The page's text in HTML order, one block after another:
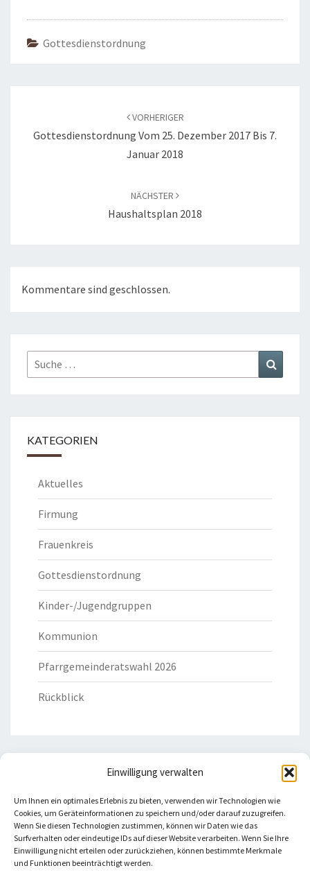
Einwilligung verwalten
Um Ihnen ein optimales Erlebnis zu bieten, verwenden wir Technologien wie
Cookies, um Geräteinformationen zu speichern und/oder darauf zuzugreifen.
Wenn Sie diesen Technologien zustimmen, können wir Daten wie das
Surfverhalten oder eindeutige IDs auf dieser Website verarbeiten. Wenn Sie Ihre
Einwilligung nicht erteilen oder zurückziehen, können bestimmte Merkmale
und Funktionen beeinträchtigt werden.
Gottesdienstordnung
VORHERIGER
Gottesdienstordnung Vom 25. Dezember 2017 Bis 7.
Januar 2018
NÄCHSTER
Haushaltsplan 2018
Kommentare sind geschlossen.
Suche
nach:
KATEGORIEN
Aktuelles
Firmung
Frauenkreis
Gottesdienstordnung
Kinder-/Jugendgruppen
Kommunion
Pfarrgemeinderatswahl 2026
Rückblick
Bistum Eichstätt
Caritas Verband